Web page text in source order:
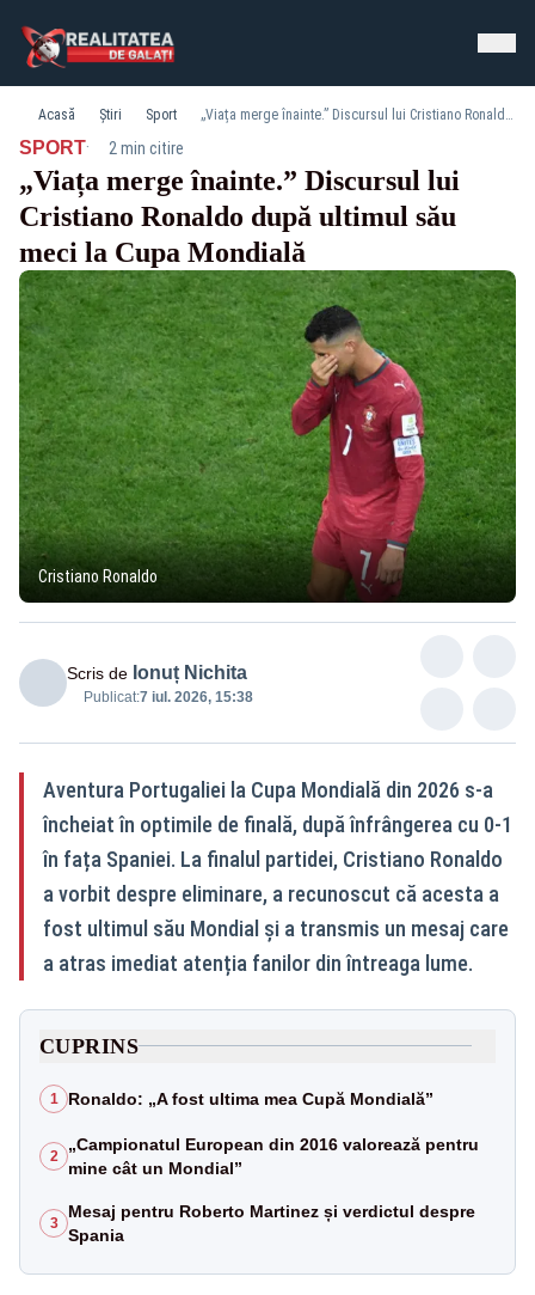
Acasă Știri Sport „Viața merge înainte.” Discursul lui Cristiano Ronaldo după ultimul său meci la Cupa Mondială
SPORT· 2 min citire
„Viața merge înainte.” Discursul lui
Cristiano Ronaldo după ultimul său
meci la Cupa Mondială
Cristiano Ronaldo
Scris de Ionuț Nichita
Publicat:7 iul. 2026, 15:38
Aventura Portugaliei la Cupa Mondială din 2026 s-a
încheiat în optimile de finală, după înfrângerea cu 0-1
în fața Spaniei. La finalul partidei, Cristiano Ronaldo
a vorbit despre eliminare, a recunoscut că acesta a
fost ultimul său Mondial și a transmis un mesaj care
a atras imediat atenția fanilor din întreaga lume.
CUPRINS
1 Ronaldo: „A fost ultima mea Cupă Mondială”
2
„Campionatul European din 2016 valorează pentru
mine cât un Mondial”
3
Mesaj pentru Roberto Martinez și verdictul despre
Spania